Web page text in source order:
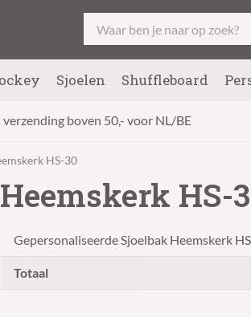
Sjoelen Shuffleboard
boven 50,- voor NL/BE
HS-30
HS-
Gepersonaliseerde Sjoelbak Heemskerk
Totaal